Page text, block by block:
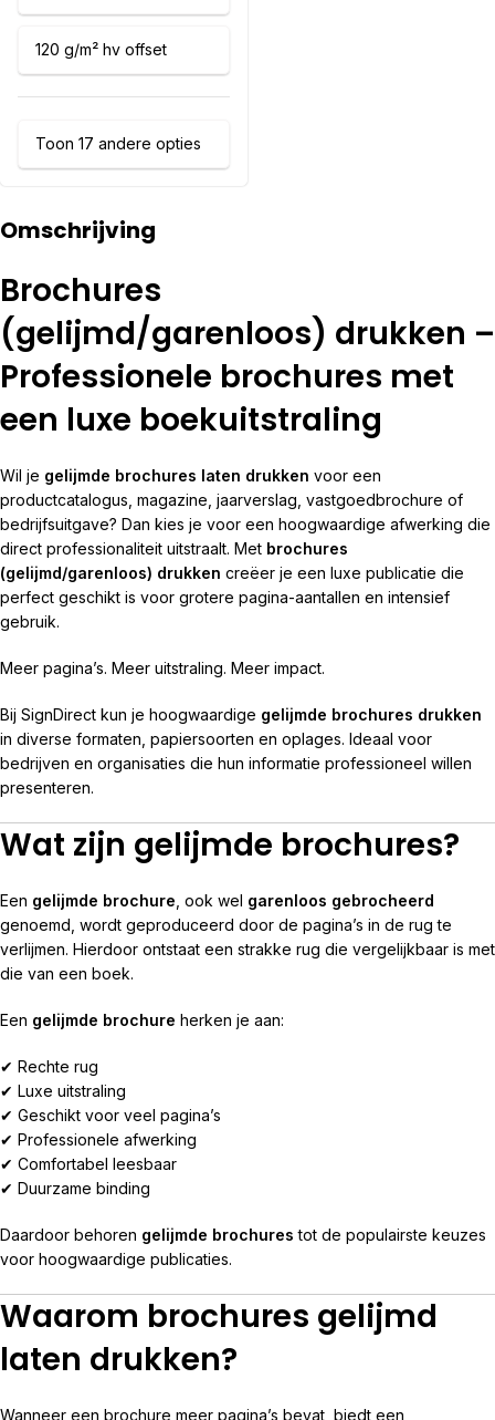
120 g/m² hv offset
Toon 17 andere opties
Omschrijving
Brochures
(gelijmd/garenloos) drukken –
Professionele brochures met
een luxe boekuitstraling
Wil je gelijmde brochures laten drukken voor een
productcatalogus, magazine, jaarverslag, vastgoedbrochure of
bedrijfsuitgave? Dan kies je voor een hoogwaardige afwerking die
direct professionaliteit uitstraalt. Met brochures
(gelijmd/garenloos) drukken creëer je een luxe publicatie die
perfect geschikt is voor grotere pagina-aantallen en intensief
gebruik.
Meer pagina’s. Meer uitstraling. Meer impact.
Bij SignDirect kun je hoogwaardige gelijmde brochures drukken
in diverse formaten, papiersoorten en oplages. Ideaal voor
bedrijven en organisaties die hun informatie professioneel willen
presenteren.
Wat zijn gelijmde brochures?
Een gelijmde brochure , ook wel garenloos gebrocheerd
genoemd, wordt geproduceerd door de pagina’s in de rug te
verlijmen. Hierdoor ontstaat een strakke rug die vergelijkbaar is met
die van een boek.
Een gelijmde brochure herken je aan:
✔ Rechte rug
✔ Luxe uitstraling
✔ Geschikt voor veel pagina’s
✔ Professionele afwerking
✔ Comfortabel leesbaar
✔ Duurzame binding
Daardoor behoren gelijmde brochures tot de populairste keuzes
voor hoogwaardige publicaties.
Waarom brochures gelijmd
laten drukken?
Wanneer een brochure meer pagina’s bevat, biedt een